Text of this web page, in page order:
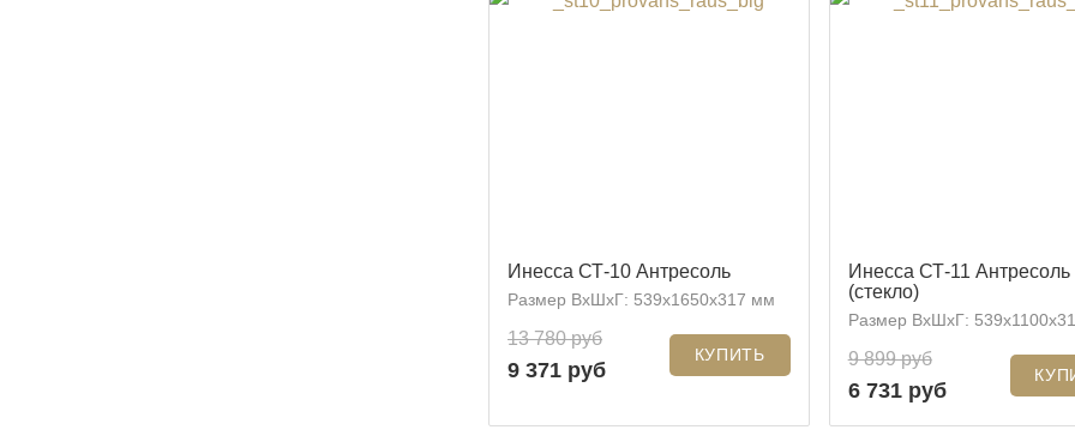
Инесса СТ-10 Антресоль
Размер ВхШхГ: 539х1650х317 мм
13 780 руб
9 371 руб
Инесса СТ-11 Антресоль
(стекло)
Размер ВхШхГ:
9 899 руб
6 731 руб